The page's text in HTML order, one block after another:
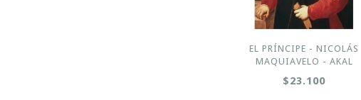
EL PRÍNCIPE - NICOLÁS
MAQUIAVELO - AKAL
$23.100